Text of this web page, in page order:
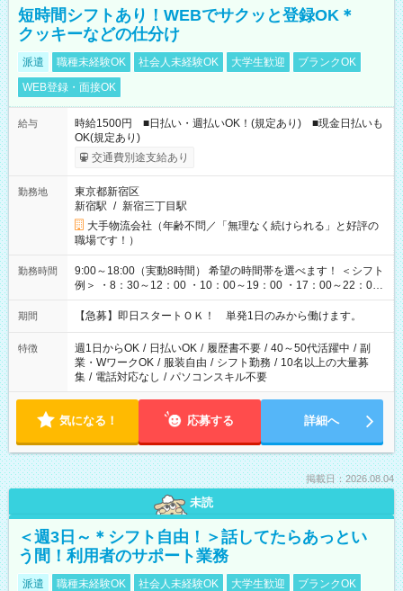
短時間シフトあり！WEBでサクッと登録OK＊
クッキーなどの仕分け
派遣 職種未経験OK 社会人未経験OK 大学生歓迎
ブランクOK
WEB登録・面接OK
給与
時給1500円 ■日払い・週払いOK！(規定あり) ■現金日払いも
OK(規定あり)
交通費別途支給あり
勤務地
東京都新宿区
新宿駅 / 新宿三丁目駅
大手物流会社（年齢不問／「無理なく続けられる」と好評の
職場です！）
勤務時間
9:00～18:00（実動8時間） 希望の時間帯を選べます！ ＜シフト
例＞ ・8：30～12：00 ・10：00～19：00 ・17：00～22：00
・13：00～22：00 ・22：00～翌6：00 など
期間 【急募】即日スタートＯＫ！ 単発1日のみから働けます。
特徴 週1日からOK / 日払いOK / 履歴書不要 / 40～50代活躍中 / 副
業・WワークOK / 服装自由 / シフト勤務 / 10名以上の大量募
集 / 電話対応なし / パソコンスキル不要
気になる！ 応募する 詳細へ
掲載日：2026.08.04
未読
＜週3日～＊シフト自由！＞話してたらあっとい
う間！利用者のサポート業務
派遣 職種未経験OK 社会人未経験OK 大学生歓迎
ブランクOK